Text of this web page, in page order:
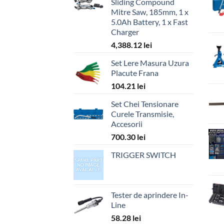
Mitre Saw, 185mm, 1 x
5.0Ah Battery, 1 x Fast
Charger
4,388.12 lei
Set Lere Masura Uzura
Placute Frana
104.21 lei
Set Chei Tensionare
Curele Transmisie,
Accesorii
700.30 lei
TRIGGER SWITCH
Tester de aprindere In-
Line
58.28 lei